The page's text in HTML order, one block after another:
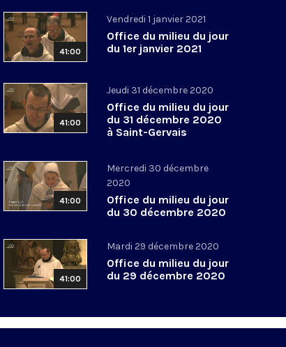
41:00
Vendredi 1 janvier 2021
Office du milieu du jour
du 1er janvier 2021
41:00
Jeudi 31 décembre 2020
Office du milieu du jour
du 31 décembre 2020
à Saint-Gervais
41:00
Mercredi 30 décembre
2020
Office du milieu du jour
du 30 décembre 2020
41:00
Mardi 29 décembre 2020
Office du milieu du jour
du 29 décembre 2020